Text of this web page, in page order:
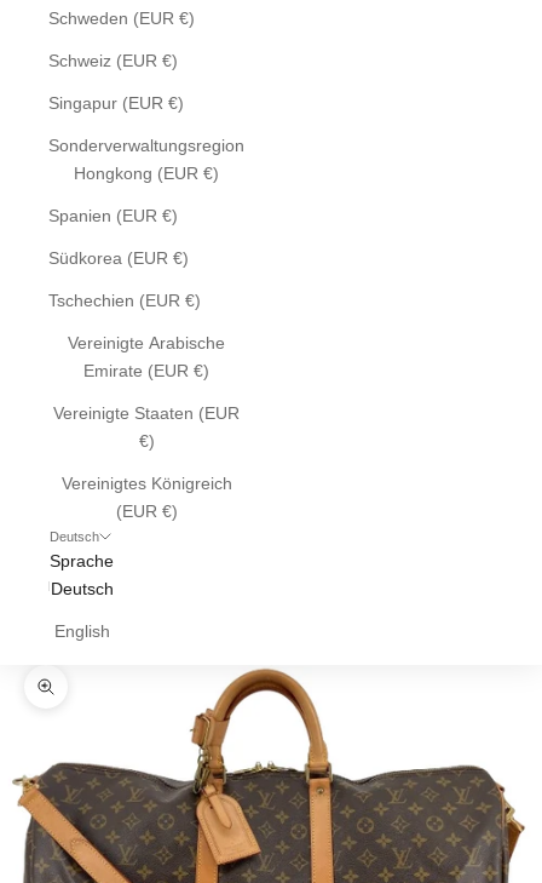
Schweden (EUR €)
Schweiz (EUR €)
Singapur (EUR €)
Sonderverwaltungsregion
Hongkong (EUR €)
Spanien (EUR €)
Südkorea (EUR €)
Tschechien (EUR €)
Vereinigte Arabische
Emirate (EUR €)
Vereinigte Staaten (EUR
€)
Vereinigtes Königreich
(EUR €)
Deutsch
Sprache
Deutsch
English
Bild vergrößern